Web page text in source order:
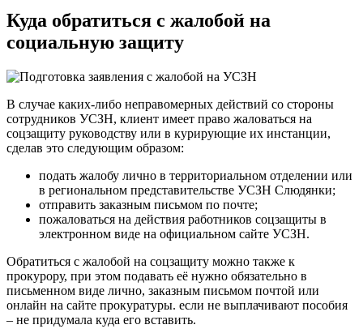
Куда обратиться с жалобой на
социальную защиту
В случае каких-либо неправомерных действий со стороны
сотрудников УСЗН, клиент имеет право жаловаться на
соцзащиту руководству или в курирующие их инстанции,
сделав это следующим образом:
подать жалобу лично в территориальном отделении или
в региональном представительстве УСЗН Слюдянки;
отправить заказным письмом по почте;
пожаловаться на действия работников соцзащиты в
электронном виде на официальном сайте УСЗН.
Обратиться с жалобой на соцзащиту можно также к
прокурору, при этом подавать её нужно обязательно в
письменном виде лично, заказным письмом почтой или
онлайн на сайте прокуратуры. если не выплачивают пособия
– не придумала куда его вставить.